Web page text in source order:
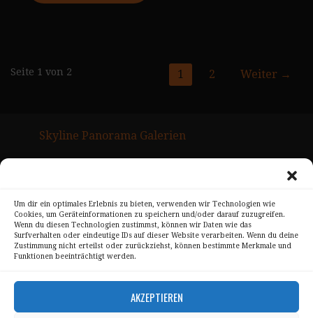
Um dir ein optimales Erlebnis zu bieten, verwenden wir Technologien wie
Cookies, um Geräteinformationen zu speichern und/oder darauf zuzugreifen.
Wenn du diesen Technologien zustimmst, können wir Daten wie das
Surfverhalten oder eindeutige IDs auf dieser Website verarbeiten. Wenn du deine
Zustimmung nicht erteilst oder zurückziehst, können bestimmte Merkmale und
Funktionen beeinträchtigt werden.
AKZEPTIEREN
Seite
Seite 1 von 2 1 2 Weiter →
Skyline Panorama Galerien
Kontakt
Alle Bilder unterliegen dem Urheberrecht von
Sebastian Trandafir
All pictures © 2008 – 2026 by